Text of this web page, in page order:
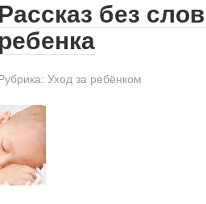
Рассказ без
ребенка
Рубрика: Уход за ребёнком